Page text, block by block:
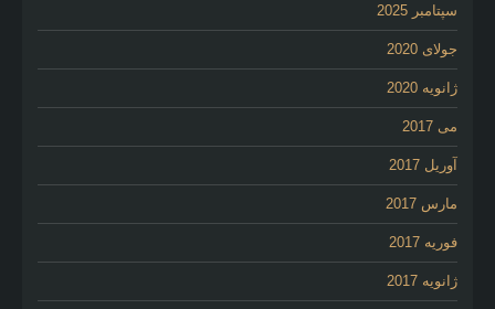
سپتامبر 2025
جولای 2020
ژانویه 2020
می 2017
آوریل 2017
مارس 2017
فوریه 2017
ژانویه 2017